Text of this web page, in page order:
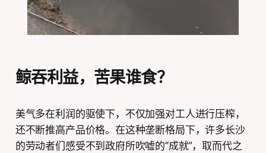
鲸吞利益，苦果谁食？
美气多在利润的驱使下，不仅加强对工人进行压榨，
还不断推高产品价格。在这种垄断格局下，许多长沙
的劳动者们感受不到政府所吹嘘的“成就”，取而代之